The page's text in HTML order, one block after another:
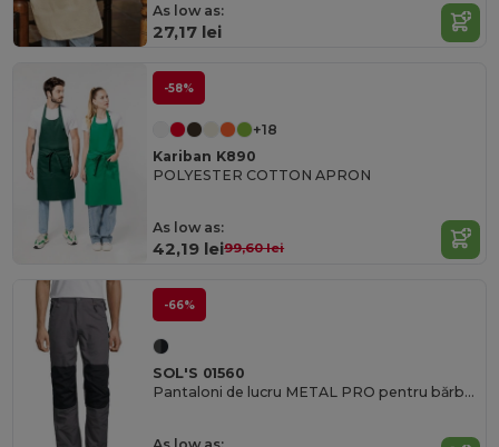
As low as:
27,17 lei
-58%
+18
Kariban K890
POLYESTER COTTON APRON
As low as:
42,19 lei99,60 lei
-66%
SOL'S 01560
Pantaloni de lucru METAL PRO pentru bărbați, două culori